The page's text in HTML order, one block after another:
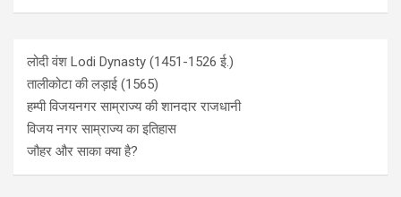
लोदी वंश Lodi Dynasty (1451-1526 ई.)
तालीकोटा की लड़ाई (1565)
हम्पी विजयनगर साम्राज्य की शानदार राजधानी
विजय नगर साम्राज्य का इतिहास
जौहर और साका क्या है?